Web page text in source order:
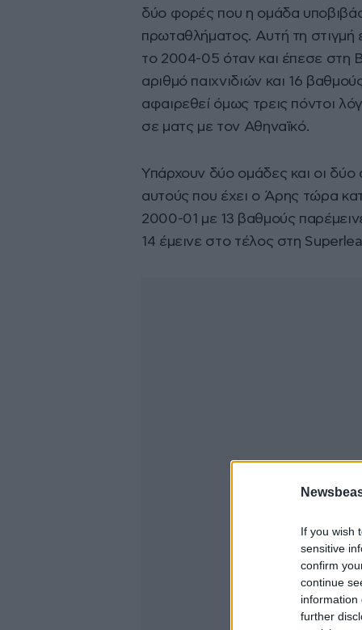
If you wish
sensitive
confirm
continue
information
further
δύο φορές που η ομάδα
πρωταθλήματος. Αυτή τη στιγμή
το 2004-05 όταν και έπεσε στη
αριθμό παιχνιδιών και 16
αφαιρεθεί όμως τρεις πόντοι
σε ματς με τον Αθηναϊκό.
Υπάρχουν δύο ομάδες και οι
αυτούς που έχει ο Άρης τώρα
2000-01 με 13 βαθμούς
14 έμεινε στο τέλος στη